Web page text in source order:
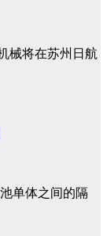
械将在苏州日航
单体之间的隔